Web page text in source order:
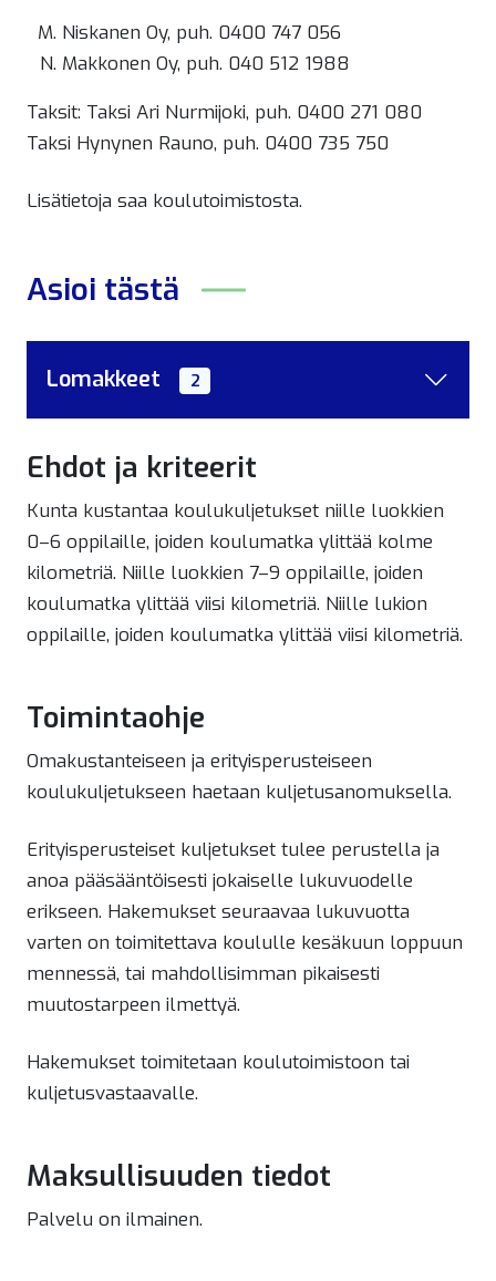
Niskanen Oy, puh. 0400 747 056
Makkonen Oy, puh. 040 512 1988
Taksit: Taksi Ari Nurmijoki, puh. 0400 271 080
Taksi Hynynen Rauno, puh. 0400 735 750
Lisätietoja saa koulutoimistosta.
Asioi tästä
Lomakkeet 2
Ehdot ja kriteerit
Kunta kustantaa koulukuljetukset niille luokkien
0–6 oppilaille, joiden koulumatka ylittää kolme
kilometriä. Niille luokkien 7–9 oppilaille, joiden
koulumatka ylittää viisi kilometriä. Niille lukion
oppilaille, joiden koulumatka ylittää viisi kilometriä.
Toimintaohje
Omakustanteiseen ja erityisperusteiseen
koulukuljetukseen haetaan kuljetusanomuksella.
Erityisperusteiset kuljetukset tulee perustella ja
anoa pääsääntöisesti jokaiselle lukuvuodelle
erikseen. Hakemukset seuraavaa lukuvuotta
varten on toimitettava koululle kesäkuun loppuun
mennessä, tai mahdollisimman pikaisesti
muutostarpeen ilmettyä.
Hakemukset toimitetaan koulutoimistoon tai
kuljetusvastaavalle.
Maksullisuuden tiedot
Palvelu on ilmainen.